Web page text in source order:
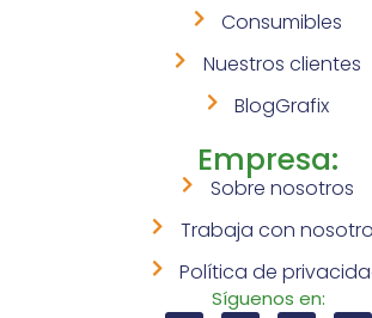
Consumibles
Nuestros clientes
BlogGrafix
Empresa:
Sobre nosotros
Trabaja con
Política de
Síguenos en: